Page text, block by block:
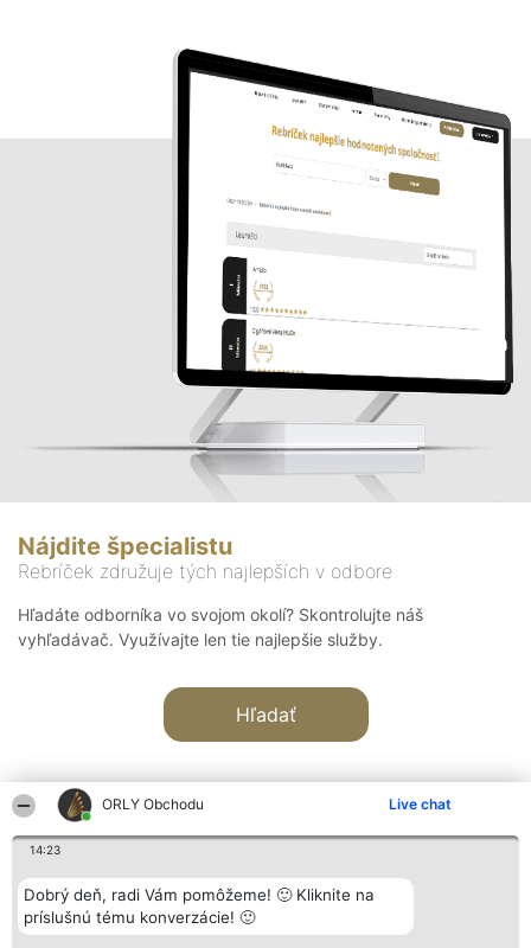
ORLY Obchodu Live chat
14:23
Dobrý deň, radi Vám pomôžeme! 🙂 Kliknite na
príslušnú tému konverzácie! 🙂
Nájdite špecialistu
Rebríček združuje tých najlepších v odbore
Hľadáte odborníka vo svojom okolí? Skontrolujte náš
vyhľadávač. Využívajte len tie najlepšie služby.
Hľadať
Organizátor hodnotenia
Bright Side Solutions sp. z o.
o. sp. k.
Hodnotenie
Laureáti
Lista
Kontakt
Kontakt